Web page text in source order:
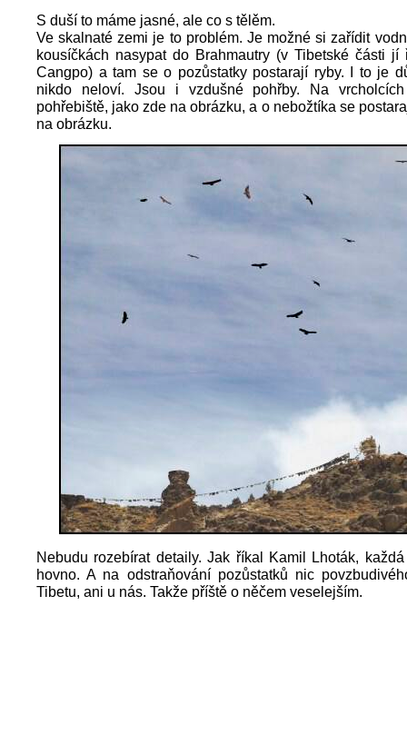
S duší to máme jasné, ale co s tělěm.
Ve skalnaté zemi je to problém. Je možné si zařídit
kousíčkách nasypat do Brahmautry (v Tibetské části jí
Cangpo) a tam se o pozůstatky postarají ryby. I to je
nikdo neloví. Jsou i vzdušné pohřby. Na
pohřebiště, jako zde na obrázku, a o nebožtíka se
na obrázku.
Nebudu rozebírat detaily. Jak říkal Kamil Lhoták,
hovno. A na odstraňování pozůstatků nic
Tibetu, ani u nás. Takže příště o něčem veselejším.